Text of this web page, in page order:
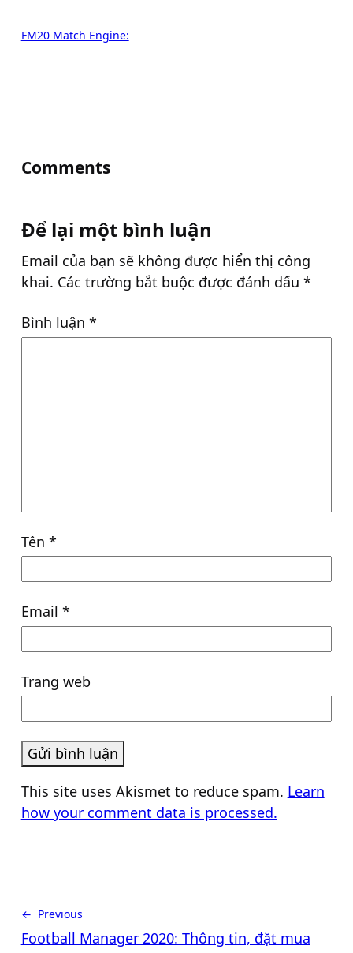
FM20 Match Engine:
Comments
Để lại một bình luận
Email của bạn sẽ không được hiển thị công
khai. Các trường bắt buộc được đánh dấu *
Bình luận *
Tên *
Email *
Trang web
This site uses Akismet to reduce spam. Learn
how your comment data is processed.
← Previous
Football Manager 2020: Thông tin, đặt mua